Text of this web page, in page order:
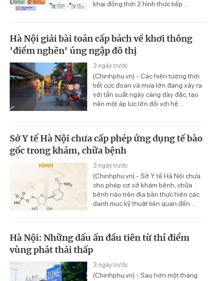
khai đồng thời 2 hình thức tiếp ...
Hà Nội giải bài toán cấp bách về khơi thông
'điểm nghẽn' úng ngập đô thị
3 ngày trước
(Chinhphu.vn) - Các hiện tượng thời
tiết cực đoan và mưa lớn đang xảy ra
với tần suất ngày càng dày đặc, tạo
nên một áp lực lớn đối với hệ ...
Sở Y tế Hà Nội chưa cấp phép ứng dụng tế bào
gốc trong khám, chữa bệnh
3 ngày trước
(Chinhphu.vn) - Sở Y tế Hà Nội chưa
cho phép cơ sở khám bệnh, chữa
bệnh nào trên địa bàn thực hiện các
danh mục kỹ thuật liên quan đến ...
Hà Nội: Những dấu ấn đầu tiên từ thí điểm
vùng phát thải thấp
3 ngày trước
(Chinhphu.vn) - Sau hơn một tháng